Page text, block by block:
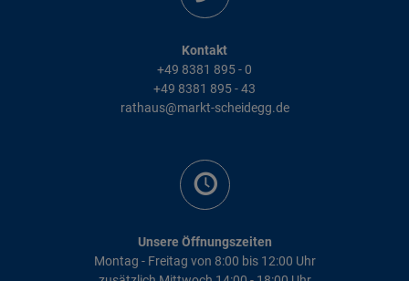
Kontakt
+49 8381 895 - 0
+49 8381 895 - 43
rathaus@markt-scheidegg.de
Unsere Öffnungszeiten
Montag - Freitag von 8:00 bis 12:00 Uhr